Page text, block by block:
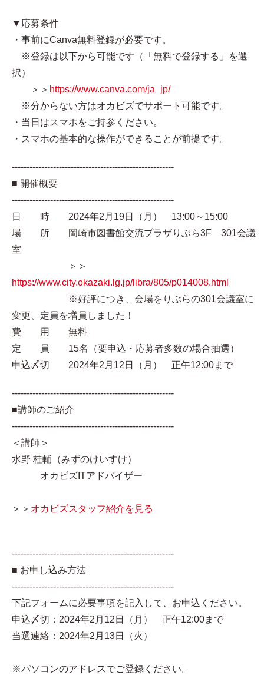
▼応募条件
・事前にCanva無料登録が必要です。
※登録は以下から可能です（「無料で登録する」を選
択）
＞＞ https://www.canva.com/ja_jp/
※分からない方はオカビズでサポート可能です。
・当日はスマホをご持参ください。
・スマホの基本的な操作ができることが前提です。
-------------------------------------------------------
■ 開催概要
-------------------------------------------------------
日 時 2024年2月19日（月） 13:00～15:00
場 所 岡崎市図書館交流プラザりぶら3F 301会議
室
＞＞
https://www.city.okazaki.lg.jp/libra/805/p014008.html
※好評につき、会場をりぶらの301会議室に
変更、定員を増員しました！
費 用 無料
定 員 15名（要申込・応募者多数の場合抽選）
申込〆切 2024年2月12日（月） 正午12:00まで
-------------------------------------------------------
■講師のご紹介
-------------------------------------------------------
＜講師＞
水野 桂輔（みずのけいすけ）
オカビズITアドバイザー
＞＞ オカビズスタッフ紹介を見る
-------------------------------------------------------
■ お申し込み方法
-------------------------------------------------------
下記フォームに必要事項を記入して、お申込ください。
申込〆切：2024年2月12日（月） 正午12:00まで
当選連絡：2024年2月13日（火）
※パソコンのアドレスでご登録ください。